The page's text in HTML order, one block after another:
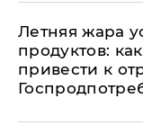
Летняя жара
продуктов:
привести к